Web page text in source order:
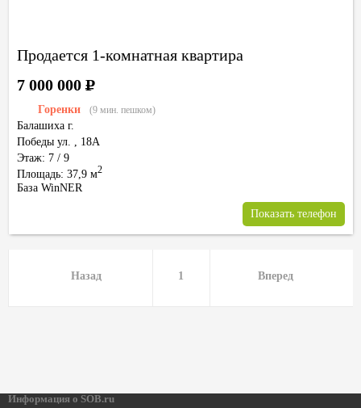
Продается 1-комнатная квартира
Горенки (9 мин. пешком)
Балашиха г.
Победы ул. , 18А
Этаж: 7 / 9
Площадь: 37,9 м2
7 000 000Р
База WinNER
Показать телефон
Назад 1 Вперед
Информация о SOB.ru